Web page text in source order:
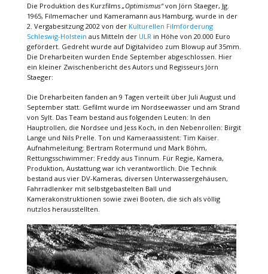
Die Produktion des Kurzfilms „Optimismus“von Jörn Staeger, Jg.
1965, Filmemacher und Kameramann aus Hamburg, wurde in der
2. Vergabesitzung 2002 von der Kulturellen Filmförderung
Schleswig-Holstein aus Mitteln der ULR in Höhe von 20.000 Euro
gefördert. Gedreht wurde auf Digitalvideo zum Blowup auf 35mm.
Die Dreharbeiten wurden Ende September abgeschlossen. Hier
ein kleiner Zwischenbericht des Autors und Regisseurs Jörn
Staeger:
Die Dreharbeiten fanden an 9 Tagen verteilt über Juli August und
September statt. Gefilmt wurde im Nordseewasser und am Strand
von Sylt. Das Team bestand aus folgenden Leuten: In den
Hauptrollen, die Nordsee und Jess Koch, in den Nebenrollen: Birgit
Lange und Nils Prelle. Ton und Kameraassistent: Tim Kaiser.
Aufnahmeleitung: Bertram Rotermund und Mark Böhm,
Rettungsschwimmer: Freddy aus Tinnum. Für Regie, Kamera,
Produktion, Austattung war ich verantwortlich. Die Technik
bestand aus vier DV-Kameras, diversen Unterwassergehäusen,
Fahrradlenker mit selbstgebastelten Ball und
Kamerakonstruktionen sowie zwei Booten, die sich als völlig
nutzlos herausstellten.